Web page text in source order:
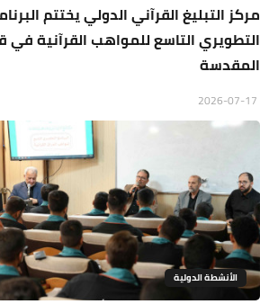
مركز التبليغ القرآني الدولي يختتم
التطويري التاسع للمواهب القرآنية في
المقدسة
الأنشطة الدولية